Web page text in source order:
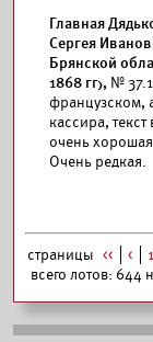
Главная
Сергея
Брянской
1868 гг), №
французском,
кассира,
очень
Очень редкая.
страницы << < 1
всего лотов: 644